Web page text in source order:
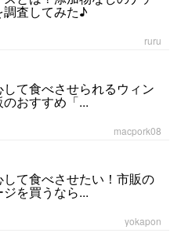
調査してみた♪
ruru
て食べさせられるウィン
おすすめ「...
macpork08
て食べさせたい！市販の
を買うなら...
yokapon